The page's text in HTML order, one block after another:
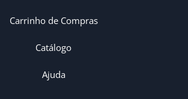
Carrinho de Compras
Catálogo
Ajuda